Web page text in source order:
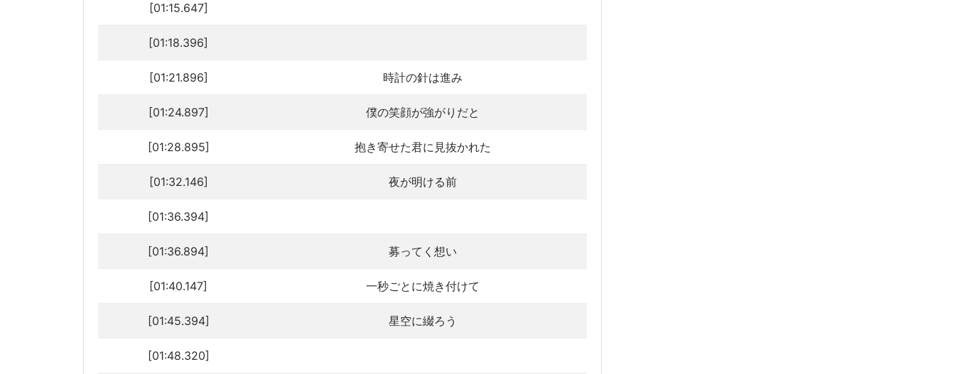
[01:15.647]
[01:18.396]
[01:21.896] 時計の針は進み
[01:24.897] 僕の笑顔が強がりだと
[01:28.895] 抱き寄せた君に見抜かれた
[01:32.146] 夜が明ける前
[01:36.394]
[01:36.894] 募ってく想い
[01:40.147] 一秒ごとに焼き付けて
[01:45.394] 星空に綴ろう
[01:48.320]